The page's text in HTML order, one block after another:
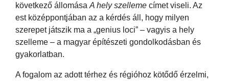
következő állomása A hely szelleme címet viseli. Az
est középpontjában az a kérdés áll, hogy milyen
szerepet játszik ma a „genius loci” – vagyis a hely
szelleme – a magyar építészeti gondolkodásban és
gyakorlatban.
A fogalom az adott térhez és régióhoz kötődő érzelmi,